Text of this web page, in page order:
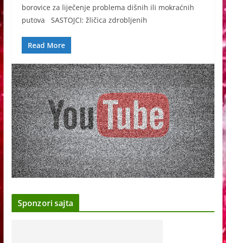
borovice za liječenje problema dišnih ili mokraćnih
putova SASTOJCI: žličica zdrobljenih
Read More
Sponzori sajta